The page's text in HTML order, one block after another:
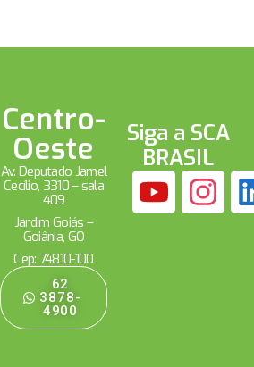
Centro-
Oeste
Av. Deputado Jamel
Cecílio, 3310 – sala
409
Jardim Goiás –
Goiânia, GO
Cep: 74810-100
62
3878-
4900
Siga a SCA
BRASIL